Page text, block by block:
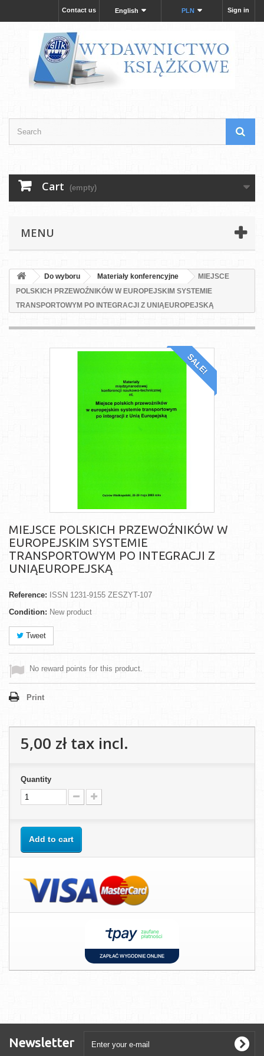
Sign in
PLN
English
Contact us
Cart (empty)
MENU
Do wyboru Materiały konferencyjne
MIEJSCE
POLSKICH PRZEWOŹNIKÓW W EUROPEJSKIM SYSTEMIE
TRANSPORTOWYM PO INTEGRACJI Z UNIĄEUROPEJSKĄ
SALE!
MIEJSCE POLSKICH PRZEWOŹNIKÓW W
EUROPEJSKIM SYSTEMIE
TRANSPORTOWYM PO INTEGRACJI Z
UNIĄEUROPEJSKĄ
Reference: ISSN 1231-9155 ZESZYT-107
Condition: New product
Tweet
No reward points for this product.
Print
5,00 złtax incl.
Quantity
Add to cart
Newsletter